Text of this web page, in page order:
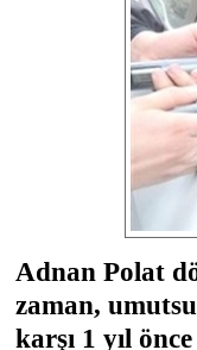
Adnan Polat
zaman,
karşı 1 yıl